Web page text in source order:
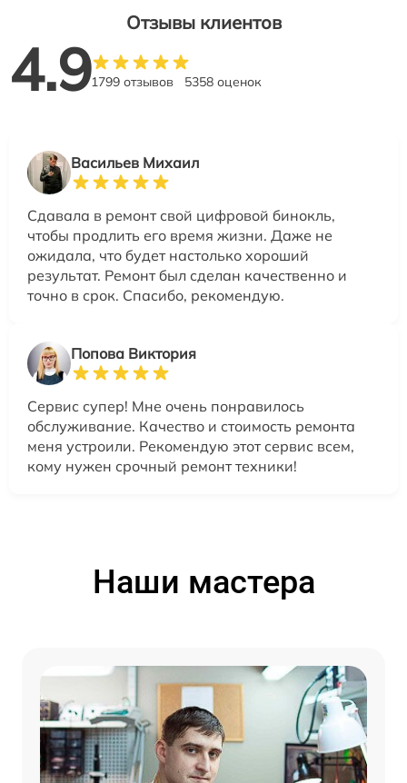
Отзывы клиентов
4.91799 отзывов 5358 оценок
Васильев Михаил
Сдавала в ремонт свой цифровой бинокль,
чтобы продлить его время жизни. Даже не
ожидала, что будет настолько хороший
результат. Ремонт был сделан качественно и
точно в срок. Спасибо, рекомендую.
Попова Виктория
Сервис супер! Мне очень понравилось
обслуживание. Качество и стоимость ремонта
меня устроили. Рекомендую этот сервис всем,
кому нужен срочный ремонт техники!
Наши мастера